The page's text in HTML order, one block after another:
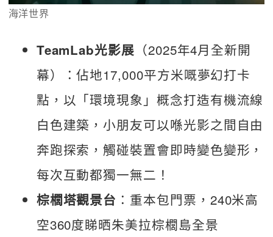
海洋世界
TeamLab光影展 （2025年4月全新開
幕）：佔地17,000平方米嘅夢幻打卡
點，以「環境現象」概念打造有機流線
白色建築，小朋友可以喺光影之間自由
奔跑探索，觸碰裝置會即時變色變形，
每次互動都獨一無二！
棕櫚塔觀景台 ：重本包門票，240米高
空360度睇晒朱美拉棕櫚島全景